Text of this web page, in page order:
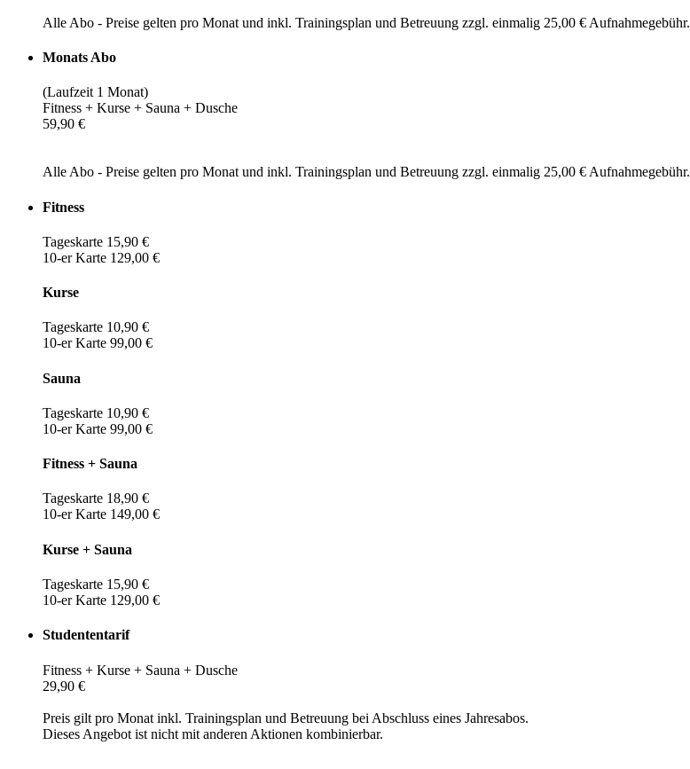
Alle Abo - Preise gelten pro Monat und inkl. Trainingsplan und Betreuung zzgl. einmalig 25,00 € Aufnahmegebühr.
Monats Abo
(Laufzeit 1 Monat)
Fitness + Kurse + Sauna + Dusche
59,90 €
Alle Abo - Preise gelten pro Monat und inkl. Trainingsplan und Betreuung zzgl. einmalig 25,00 € Aufnahmegebühr.
Fitness
Tageskarte 15,90 €
10-er Karte 129,00 €
Kurse
Tageskarte 10,90 €
10-er Karte 99,00 €
Sauna
Tageskarte 10,90 €
10-er Karte 99,00 €
Fitness + Sauna
Tageskarte 18,90 €
10-er Karte 149,00 €
Kurse + Sauna
Tageskarte 15,90 €
10-er Karte 129,00 €
Studententarif
Fitness + Kurse + Sauna + Dusche
29,90 €
Preis gilt pro Monat inkl. Trainingsplan und Betreuung bei Abschluss eines Jahresabos.
Dieses Angebot ist nicht mit anderen Aktionen kombinierbar.